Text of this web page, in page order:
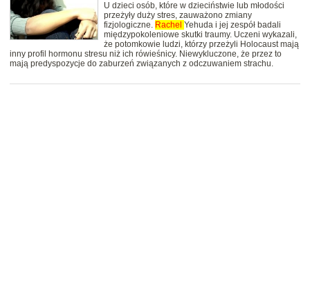
U dzieci osób, które w dzieciństwie lub młodości
przeżyły duży stres, zauważono zmiany
fizjologiczne. Rachel Yehuda i jej zespół badali
międzypokoleniowe skutki traumy. Uczeni wykazali,
że potomkowie ludzi, którzy przeżyli Holocaust mają
inny profil hormonu stresu niż ich rówieśnicy. Niewykluczone, że przez to
mają predyspozycje do zaburzeń związanych z odczuwaniem strachu.